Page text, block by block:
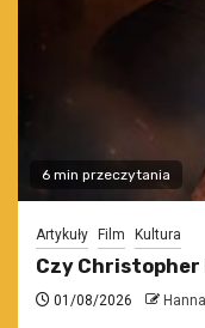
6 min przeczytania
Artykuły Film Kultura
Czy Christopher
01/08/2026